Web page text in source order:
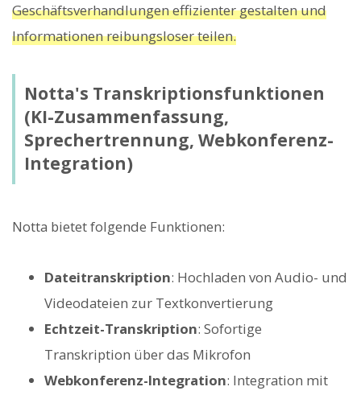
Geschäftsverhandlungen effizienter gestalten und
Informationen reibungsloser teilen.
Notta's Transkriptionsfunktionen
(KI-Zusammenfassung,
Sprechertrennung, Webkonferenz-
Integration)
Notta bietet folgende Funktionen:
Dateitranskription: Hochladen von Audio- und
Videodateien zur Textkonvertierung
Echtzeit-Transkription: Sofortige
Transkription über das Mikrofon
Webkonferenz-Integration: Integration mit